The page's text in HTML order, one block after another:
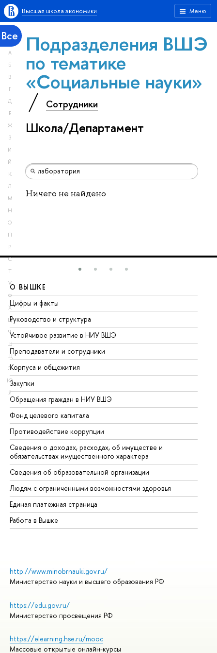
Меню
Высшая школа экономики
Все
А
Б
В
Г
Д
Е
Ж
З
И
Й
К
Л
М
Н
О
П
Р
С
Т
У
Ф
Х
Ц
Ч
Ш
Щ
Э
Ю
Я
Подразделения ВШЭ
по тематике
«Социальные науки»
Сотрудники
Школа/Департамент
Ничего не найдено
О ВЫШКЕ
Цифры и факты
Руководство и структура
Устойчивое развитие в НИУ ВШЭ
Преподаватели и сотрудники
Корпуса и общежития
Закупки
Обращения граждан в НИУ ВШЭ
Фонд целевого капитала
Противодействие коррупции
Сведения о доходах, расходах, об имуществе и
обязательствах имущественного характера
Сведения об образовательной организации
Людям с ограниченными возможностями здоровья
Единая платежная страница
Работа в Вышке
http://www.minobrnauki.gov.ru/
Министерство науки и высшего образования РФ
https://edu.gov.ru/
Министерство просвещения РФ
https://elearning.hse.ru/mooc
Массовые открытые онлайн-курсы